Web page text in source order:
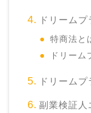
ドリーム
特商法と
ドリーム
ドリーム
副業検証人